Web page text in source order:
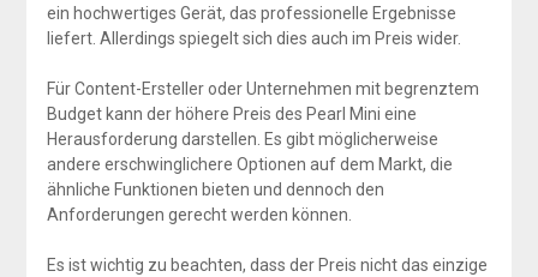
ein hochwertiges Gerät, das professionelle Ergebnisse
liefert. Allerdings spiegelt sich dies auch im Preis wider.
Für Content-Ersteller oder Unternehmen mit begrenztem
Budget kann der höhere Preis des Pearl Mini eine
Herausforderung darstellen. Es gibt möglicherweise
andere erschwinglichere Optionen auf dem Markt, die
ähnliche Funktionen bieten und dennoch den
Anforderungen gerecht werden können.
Es ist wichtig zu beachten, dass der Preis nicht das einzige